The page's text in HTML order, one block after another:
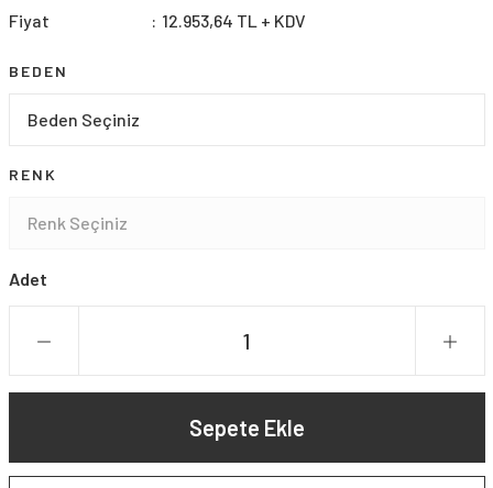
Fiyat
12.953,64 TL + KDV
BEDEN
RENK
Adet
Sepete Ekle